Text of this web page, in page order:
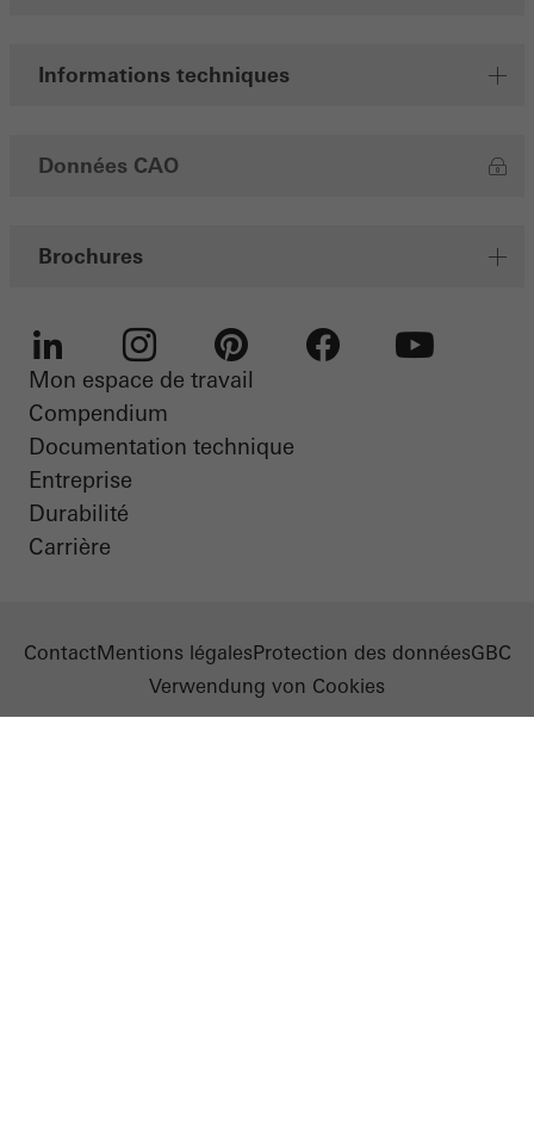
Informations techniques
Données CAO
Brochures
LinkedIn Instagram Pinterest
Mon espace de travail
Compendium
Documentation technique
Entreprise
Durabilité
Carrière
ContactMentions légalesProtection des donnéesGBC
Verwendung von Cookies